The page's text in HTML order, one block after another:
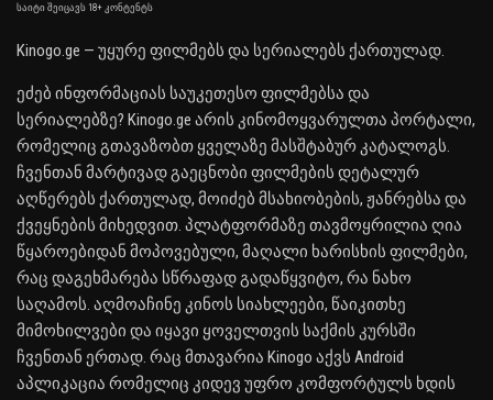
საიტი შეიცავს 18+ კონტენტს
Kinogo.ge — უყურე ფილმებს და სერიალებს ქართულად.
ეძებ ინფორმაციას საუკეთესო ფილმებსა და
სერიალებზე? Kinogo.ge არის კინომოყვარულთა პორტალი,
რომელიც გთავაზობთ ყველაზე მასშტაბურ კატალოგს.
ჩვენთან მარტივად გაეცნობი ფილმების დეტალურ
აღწერებს ქართულად, მოიძებ მსახიობების, ჟანრებსა და
ქვეყნების მიხედვით. პლატფორმაზე თავმოყრილია ღია
წყაროებიდან მოპოვებული, მაღალი ხარისხის ფილმები,
რაც დაგეხმარება სწრაფად გადაწყვიტო, რა ნახო
საღამოს. აღმოაჩინე კინოს სიახლეები, წაიკითხე
მიმოხილვები და იყავი ყოველთვის საქმის კურსში
ჩვენთან ერთად. რაც მთავარია Kinogo აქვს Android
აპლიკაცია რომელიც კიდევ უფრო კომფორტულს ხდის